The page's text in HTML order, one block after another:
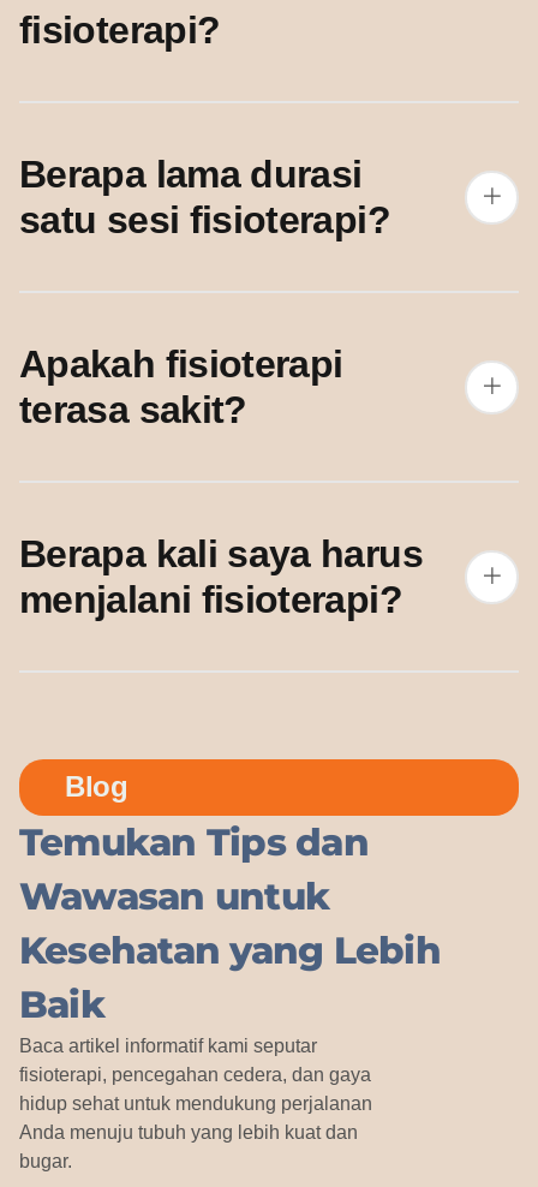
fisioterapi?
Berapa lama durasi
satu sesi fisioterapi?
Apakah fisioterapi
terasa sakit?
Berapa kali saya harus
menjalani fisioterapi?
Blog
Temukan Tips dan
Wawasan untuk
Kesehatan yang Lebih
Baik
Baca artikel informatif kami seputar
fisioterapi, pencegahan cedera, dan gaya
hidup sehat untuk mendukung perjalanan
Anda menuju tubuh yang lebih kuat dan
bugar.